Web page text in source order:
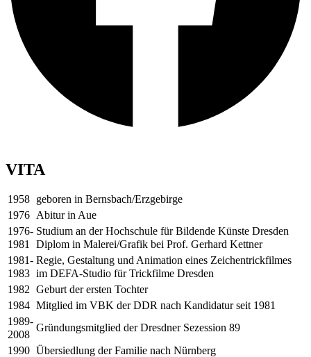
VITA
1958 geboren in Bernsbach/Erzgebirge
1976 Abitur in Aue
1976-
1981
Studium an der Hochschule für Bildende Künste Dresden
Diplom in Malerei/Grafik bei Prof. Gerhard Kettner
1981-
1983
Regie, Gestaltung und Animation eines Zeichentrickfilmes
im DEFA-Studio für Trickfilme Dresden
1982 Geburt der ersten Tochter
1984 Mitglied im VBK der DDR nach Kandidatur seit 1981
1989-
2008
Gründungsmitglied der Dresdner Sezession 89
1990 Übersiedlung der Familie nach Nürnberg